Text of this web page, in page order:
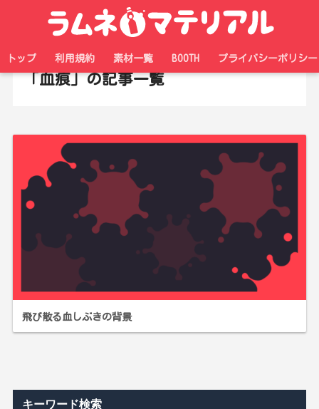
トップ 利用規約 素材一覧 BOOTH プライバシーポリシー
「血痕」の記事一覧
飛び散る血しぶきの背景
キーワード検索